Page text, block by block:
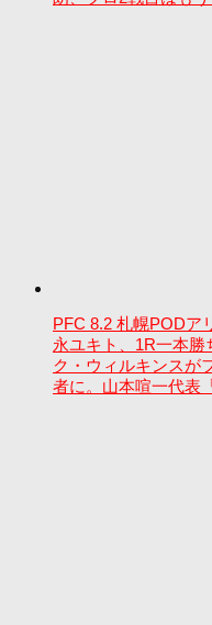
PFC 8.2 札幌PODア
永ユキト、1R一本勝
ク・ウィルキンスが
者に。山本喧一代表